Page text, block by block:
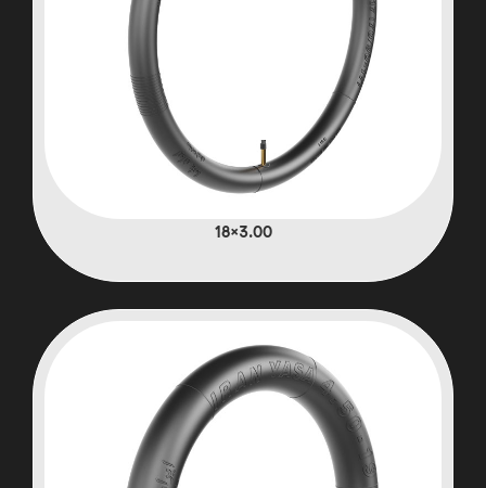
3.00×18